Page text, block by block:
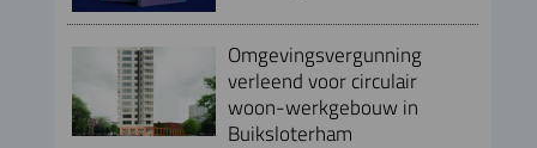
Omgevingsvergunning
verleend voor circulair
woon-werkgebouw in
Buiksloterham